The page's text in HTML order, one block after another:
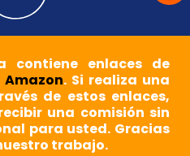
contiene enlaces de
Amazon. Si realiza una
de estos enlaces,
una comisión sin
para usted. Gracias
trabajo.